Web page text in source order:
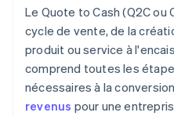
facturation
Utiliser les données et
Promouvoir la
Le Quote to Cash (Q2C ou
cycle de vente, de la
produit ou service à
comprend toutes les
nécessaires à la
revenus pour une